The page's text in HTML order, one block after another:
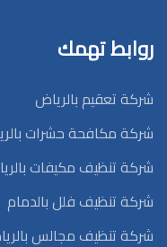
روابط تهمك
شركة تعقيم بالرياض
شركة مكافحة حشرات
شركة تنظيف مكيفات
شركة تنظيف فلل بالدمام
شركة تنظيف مجالس